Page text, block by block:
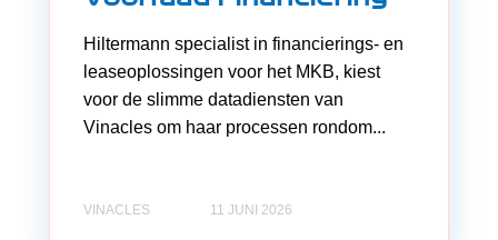
Hiltermann specialist in financierings- en
leaseoplossingen voor het MKB, kiest
voor de slimme datadiensten van
Vinacles om haar processen rondom...
VINACLES 11 JUNI 2026